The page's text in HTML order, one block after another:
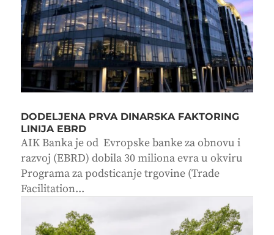
DODELJENA PRVA DINARSKA FAKTORING
LINIJA EBRD
AIK Banka je od Evropske banke za obnovu i
razvoj (EBRD) dobila 30 miliona evra u okviru
Programa za podsticanje trgovine (Trade
Facilitation...